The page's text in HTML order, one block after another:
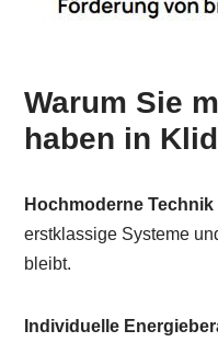
Warum Sie
haben in
Hochmoderne
erstklassige Systeme
bleibt.
Individuelle